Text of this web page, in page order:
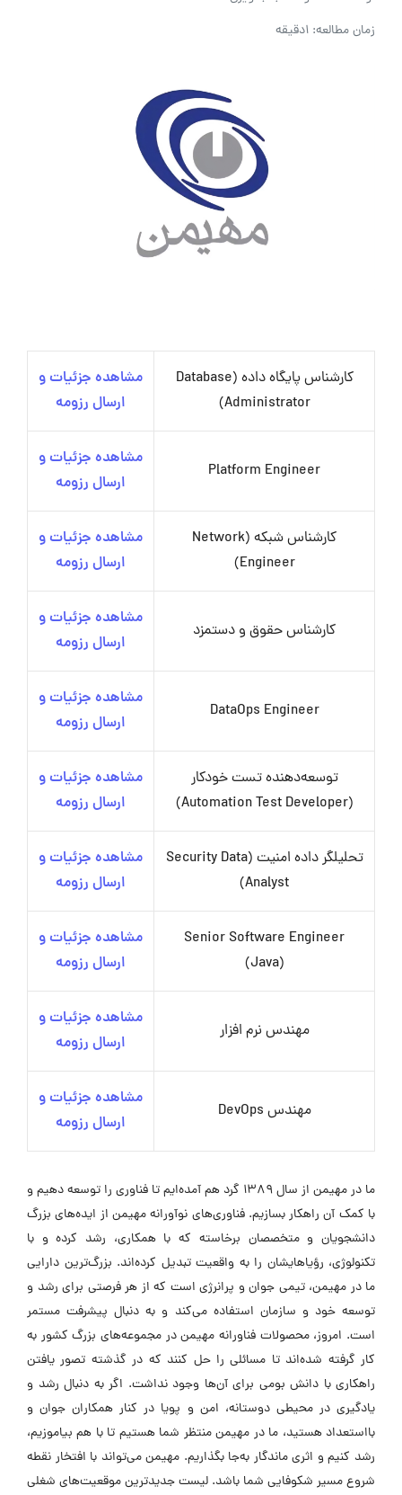
زمان مطالعه: 1دقیقه
کارشناس پایگاه داده (Database
Administrator)
مشاهده جزئیات و
ارسال رزومه
Platform Engineer
مشاهده جزئیات و
ارسال رزومه
کارشناس شبکه (Network
Engineer)
مشاهده جزئیات و
ارسال رزومه
کارشناس حقوق و دستمزد
مشاهده جزئیات و
ارسال رزومه
DataOps Engineer
مشاهده جزئیات و
ارسال رزومه
توسعه‌دهنده تست خودکار
(Automation Test Developer)
مشاهده جزئیات و
ارسال رزومه
تحلیلگر داده امنیت (Security Data
Analyst)
مشاهده جزئیات و
ارسال رزومه
Senior Software Engineer
(Java)
مشاهده جزئیات و
ارسال رزومه
مهندس نرم‌ افزار
مشاهده جزئیات و
ارسال رزومه
مهندس DevOps
مشاهده جزئیات و
ارسال رزومه
ما در مهیمن از سال ۱۳۸۹ گرد هم آمده‌ایم تا فناوری را توسعه دهیم و
با کمک آن راهکار بسازیم. فناوری‌های نوآورانه مهیمن از ایده‌های بزرگ
دانشجویان و متخصصان برخاسته که با همکاری، رشد کرده و با
تکنولوژی، رؤیاهایشان را به واقعیت تبدیل کرده‌اند. بزرگ‌ترین دارایی
ما در مهیمن، تیمی جوان و پرانرژی است که از هر فرصتی برای رشد و
توسعه خود و سازمان استفاده می‌کند و به دنبال پیشرفت مستمر
است. امروز، محصولات فناورانه مهیمن در مجموعه‌های بزرگ کشور به
کار گرفته شده‌اند تا مسائلی را حل کنند که در گذشته تصور یافتن
راهکاری با دانش بومی برای آن‌ها وجود نداشت. اگر به دنبال رشد و
یادگیری در محیطی دوستانه، امن و پویا در کنار همکاران جوان و
بااستعداد هستید، ما در مهیمن منتظر شما هستیم تا با هم بیاموزیم،
رشد کنیم و اثری ماندگار به‌جا بگذاریم. مهیمن می‌تواند با افتخار نقطه
شروع مسیر شکوفایی شما باشد. لیست جدیدترین موقعیت‌های شغلی